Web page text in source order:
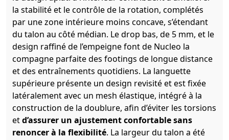
la stabilité et le contrôle de la rotation, complétés
par une zone intérieure moins concave, s’étendant
du talon au côté médian. Le drop bas, de 5 mm, et le
design raffiné de l’empeigne font de Nucleo la
compagne parfaite des footings de longue distance
et des entraînements quotidiens. La languette
supérieure présente un design revisité et est fixée
latéralement avec un mesh élastique, intégré à la
construction de la doublure, afin d’éviter les torsions
etd’assurer un ajustement confortable sans
renoncer à la flexibilité. La largeur du talon a été